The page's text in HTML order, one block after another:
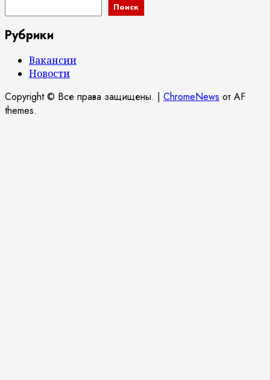
Поиск
Рубрики
Вакансии
Новости
Copyright © Все права защищены. | ChromeNews от AF
themes.